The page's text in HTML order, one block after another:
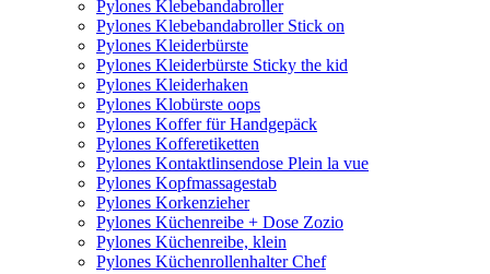
Pylones Klebebandabroller
Pylones Klebebandabroller Stick on
Pylones Kleiderbürste
Pylones Kleiderbürste Sticky the kid
Pylones Kleiderhaken
Pylones Klobürste oops
Pylones Koffer für Handgepäck
Pylones Kofferetiketten
Pylones Kontaktlinsendose Plein la vue
Pylones Kopfmassagestab
Pylones Korkenzieher
Pylones Küchenreibe + Dose Zozio
Pylones Küchenreibe, klein
Pylones Küchenrollenhalter Chef